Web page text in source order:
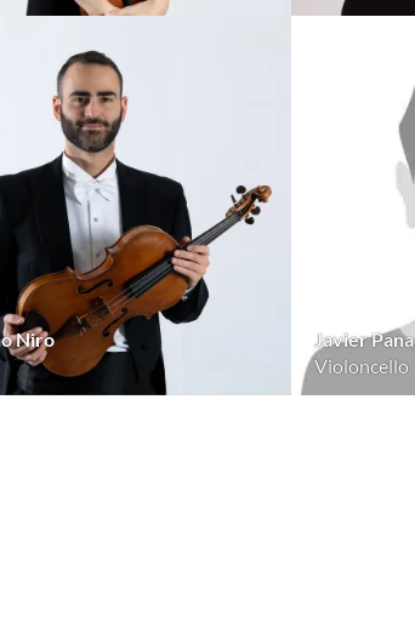
Niro
Javier
Violoncello